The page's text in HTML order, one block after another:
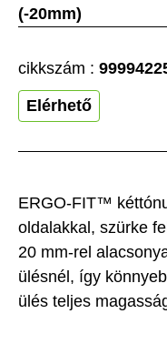
ERGO-FIT™
oldalakkal, szürke
20 mm-rel
ülésnél, így
ülés teljes
(-20mm)
cikkszám :
Elérhető